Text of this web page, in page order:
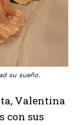
su sueño.
Valentina
con sus